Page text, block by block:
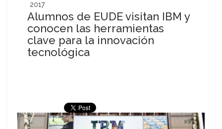
2017
Alumnos de EUDE visitan IBM y
conocen las herramientas
clave para la innovación
tecnológica